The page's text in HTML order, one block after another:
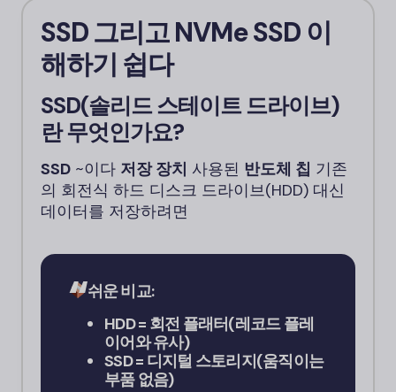
SSD그리고NVMe SSD이
해하기 쉽다
SSD(솔리드 스테이트 드라이브)
란 무엇인가요?
SSD ~이다 저장 장치 사용된 반도체 칩 기존
의 회전식 하드 디스크 드라이브(HDD) 대신
데이터를 저장하려면
쉬운 비교:
HDD = 회전 플래터(레코드 플레
이어와 유사)
SSD = 디지털 스토리지(움직이는
부품 없음)